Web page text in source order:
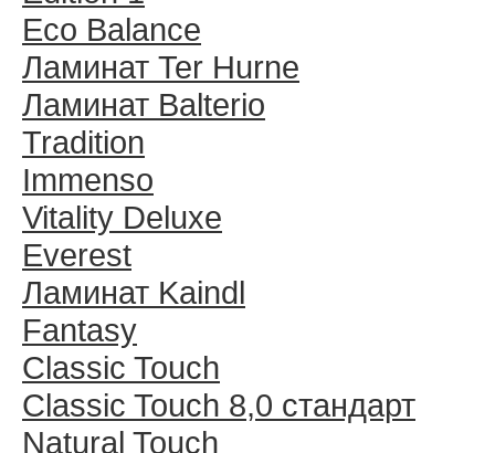
Eco Balance
Ламинат Ter Hurne
Ламинат Balterio
Tradition
Immenso
Vitality Deluxe
Everest
Ламинат Kaindl
Fantasy
Classic Touch
Classic Touch 8,0 стандарт
Natural Touch